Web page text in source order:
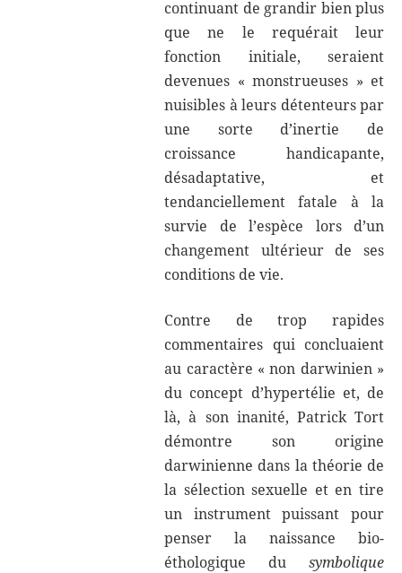
continuant de grandir bien plus
que ne le requérait leur
fonction initiale, seraient
devenues « monstrueuses » et
nuisibles à leurs détenteurs par
une sorte d’inertie de
croissance handicapante,
désadaptative, et
tendanciellement fatale à la
survie de l’espèce lors d’un
changement ultérieur de ses
conditions de vie.
Contre de trop rapides
commentaires qui concluaient
au caractère « non darwinien »
du concept d’hypertélie et, de
là, à son inanité, Patrick Tort
démontre son origine
darwinienne dans la théorie de
la sélection sexuelle et en tire
un instrument puissant pour
penser la naissance bio-
éthologique du symbolique